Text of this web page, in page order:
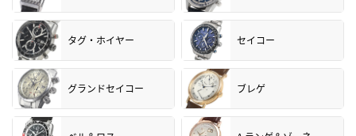
タグ・ホイヤー セイコー
グランドセイコー ブレゲ